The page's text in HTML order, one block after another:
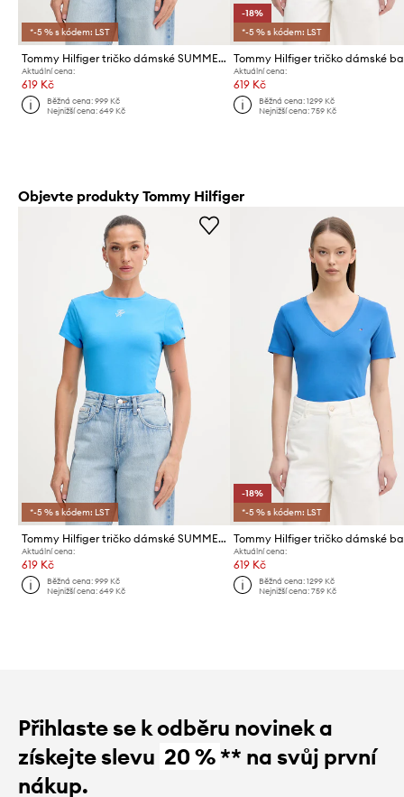
*-5 % s kódem: LST
Tommy Hilfiger tričko dámské SUMMER
Aktuální cena:
619 Kč
Běžná cena:999 Kč
Nejnižší cena:649 Kč
-18%
*-5 % s kódem: LST
Aktuální cena:
619 Kč
Běžná cena: 1299 Kč
Nejnižší cena: 759 Kč
Objevte produkty Tommy Hilfiger
*-5 % s kódem: LST
Tommy Hilfiger tričko dámské SUMMER
Aktuální cena:
619 Kč
Běžná cena:999 Kč
Nejnižší cena:649 Kč
-18%
*-5 % s kódem: LST
Aktuální cena:
619 Kč
Běžná cena: 1299 Kč
Nejnižší cena: 759 Kč
Přihlaste se k odběru novinek a
získejte slevu 20 %** na svůj první
nákup.